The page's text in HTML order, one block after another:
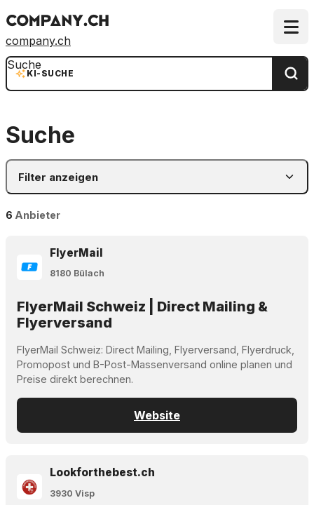
company.ch
KI-SUCHE
Suche
Suche
Filter anzeigen
6 Anbieter
FlyerMail
8180 Bülach
FlyerMail Schweiz | Direct Mailing &
Flyerversand
FlyerMail Schweiz: Direct Mailing, Flyerversand, Flyerdruck,
Promopost und B-Post-Massenversand online planen und
Preise direkt berechnen.
Website
Lookforthebest.ch
3930 Visp